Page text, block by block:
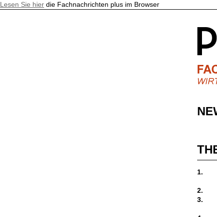
Lesen Sie hier die Fachnachrichten plus im Browser
1.
2.
3.